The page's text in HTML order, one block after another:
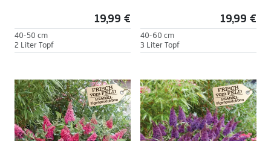
19,99 €
40-50 cm
2 Liter Topf
19,99 €
40-60 cm
3 Liter Topf